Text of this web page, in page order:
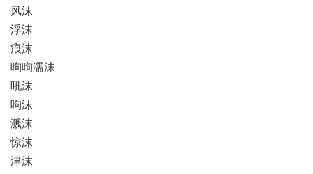
风沫
浮沫
痕沫
呴呴濡沫
吼沫
呴沫
溅沫
惊沫
津沫